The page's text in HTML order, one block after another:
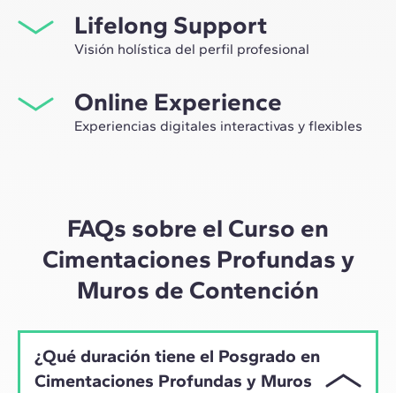
network profesional, sino tener la ocasión única de
participar en grupos de trabajo seleccionados,
construcción.
Lifelong Support
Visión holística del perfil profesional
Máster, te acompañamos para tener una visión crítica y
360º de tu futuro como experto en el sector.
Online Experience
Experiencias digitales interactivas y flexibles
ritmo híbrido de los profesionales actuales.
FAQs sobre el Curso en
Cimentaciones Profundas y
Muros de Contención
¿Qué duración tiene el Posgrado en
Cimentaciones Profundas y Muros